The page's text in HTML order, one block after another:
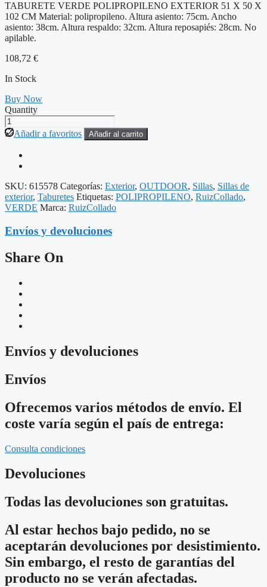
TABURETE VERDE POLIPROPILENO EXTERIOR 51 X 50 X
102 CM Material: polipropileno. Altura asiento: 75cm. Ancho
asiento: 38cm. Altura respaldo: 32cm. Altura reposapiés: 28cm. No
apilable.
108,72 €
In Stock
Buy Now
Quantity
TABURETE
VERDE
POLIPROPILENO
EXTERIOR
50
X
102
cantidad
Añadir a favoritos Añadir al carrito
SKU: 615578 Categorías: Exterior, OUTDOOR, Sillas, Sillas de
exterior, Taburetes Etiquetas: POLIPROPILENO, RuizCollado,
VERDE Marca: RuizCollado
Envíos y devoluciones
Share On
Envíos y devoluciones
Envíos
Ofrecemos varios métodos de envío. El
coste varía según el país de entrega:
Consulta condiciones
Devoluciones
Todas las devoluciones son gratuitas.
Al estar hechos bajo pedido, no se
aceptarán devoluciones por desistimiento.
Sin embargo, el resto de garantías del
producto no se verán afectadas.